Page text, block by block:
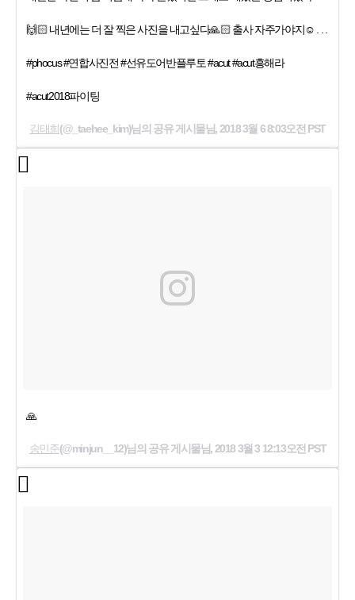
🙌🏻 내년에는 더 잘 찍은 사진을 내고싶다🙏🏻 출사 자주가야지☺️ . . .
#phocus #연합사진전 #선유도어반플루토 #acut #acut흥해라
#acut2018파이팅
김태희 (@_taehee_kim)님의 공유 게시물님,2018 3월 6 8:03오전 PST
🙏
송민준(@minjun__12)님의 공유 게시물님, 2018 3월 3 12:13오전 PST